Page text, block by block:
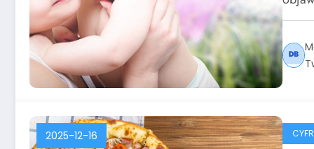
2025-12-16